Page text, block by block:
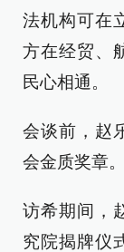
法机构可在
方在经贸、
民心相通。
会谈前，赵
会金质奖章。
访希期间，
究院揭牌仪